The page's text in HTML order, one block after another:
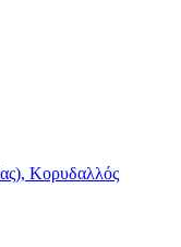
Κορυδαλλός